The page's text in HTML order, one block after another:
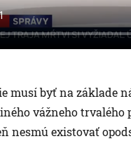
musí byť na základe
vážneho
nesmú existovať